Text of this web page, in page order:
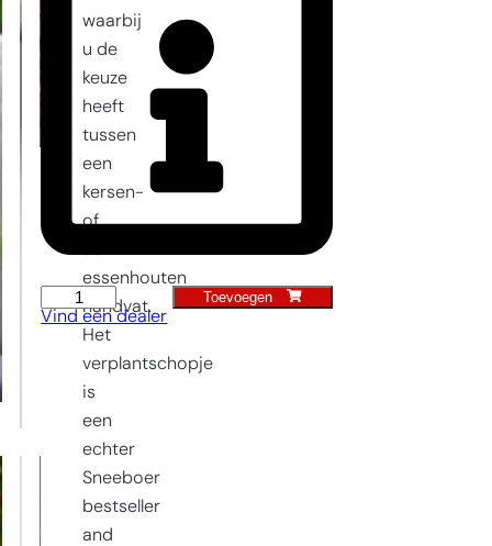
Verplantschopje
aantal
Toevoegen
Vind een dealer
waarbij
u de
keuze
heeft
tussen
een
kersen-
of
essenhouten
handvat.
Het
verplantschopje
is
een
echter
Sneeboer
bestseller
and